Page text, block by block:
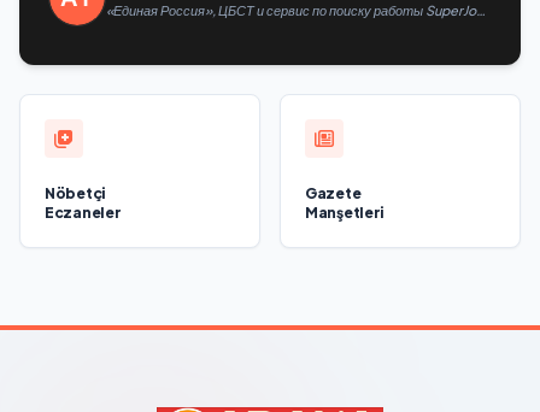
«Единая Россия», ЦБСТ и сервис по поиску работы SuperJob
Nöbetçi
Eczaneler
Gazete
Manşetleri